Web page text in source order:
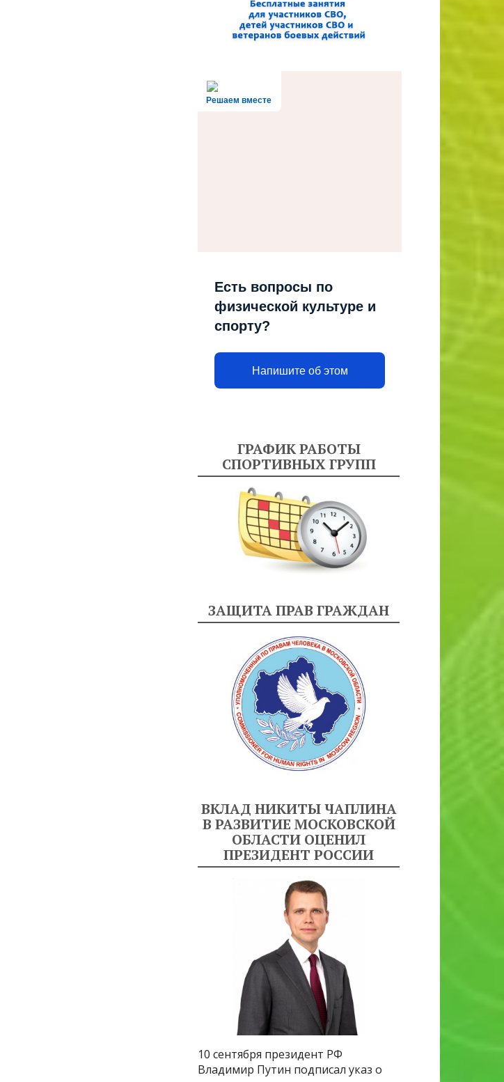
Решаем вместе
Есть вопросы по
физической культуре и
спорту?
Напишите об этом
ГРАФИК РАБОТЫ
СПОРТИВНЫХ ГРУПП
ЗАЩИТА ПРАВ ГРАЖДАН
ВКЛАД НИКИТЫ ЧАПЛИНА
В РАЗВИТИЕ МОСКОВСКОЙ
ОБЛАСТИ ОЦЕНИЛ
ПРЕЗИДЕНТ РОССИИ
10 сентября президент РФ
Владимир Путин подписал указ о